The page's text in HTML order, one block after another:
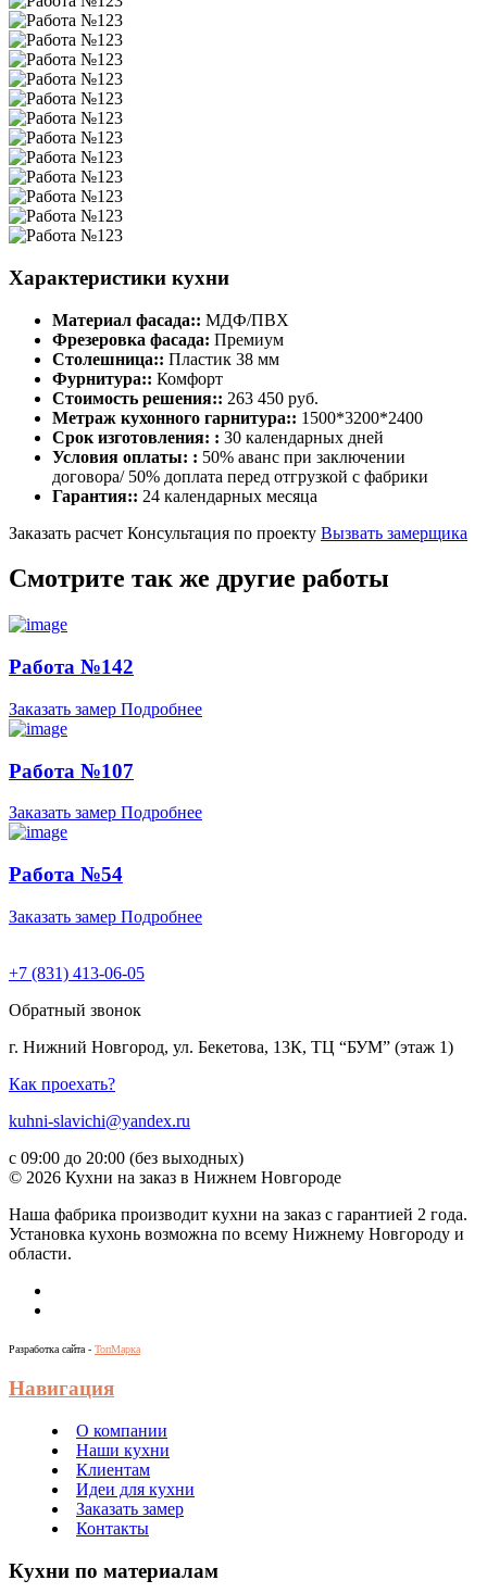
Характеристики кухни
Материал фасада:: МДФ/ПВХ
Фрезеровка фасада: Премиум
Столешница:: Пластик 38 мм
Фурнитура:: Комфорт
Стоимость решения:: 263 450 руб.
Метраж кухонного гарнитура:: 1500*3200*2400
Срок изготовления: : 30 календарных дней
Условия оплаты: : 50% аванс при заключении
договора/ 50% доплата перед отгрузкой с фабрики
Гарантия:: 24 календарных месяца
Заказать расчет Консультация по проекту Вызвать замерщика
Смотрите так же другие работы
Работа №142
Заказать замер Подробнее
Работа №107
Заказать замер Подробнее
Работа №54
Заказать замер Подробнее
+7 (831) 413-06-05
Обратный звонок
г. Нижний Новгород, ул. Бекетова, 13К, ТЦ “БУМ” (этаж 1)
Как проехать?
kuhni-slavichi@yandex.ru
с 09:00 до 20:00 (без выходных)
© 2026 Кухни на заказ в Нижнем Новгороде
Наша фабрика производит кухни на заказ c гарантией 2 года.
Установка кухонь возможна по всему Нижнему Новгороду и
области.
Разработка сайта - ТопМарка
Навигация
О компании
Наши кухни
Клиентам
Идеи для кухни
Заказать замер
Контакты
Кухни по материалам